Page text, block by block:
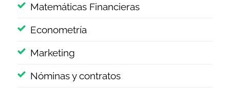
Matemáticas Financieras
Econometría
Marketing
Nóminas y contratos